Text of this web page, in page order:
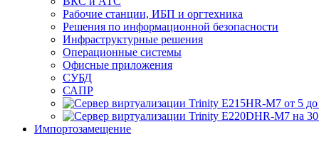
Рабочие станции, ИБП и оргтехника
Решения по информационной безопасности
Инфраструктурные решения
Операционные системы
Офисные приложения
СУБД
САПР
Импортозамещение